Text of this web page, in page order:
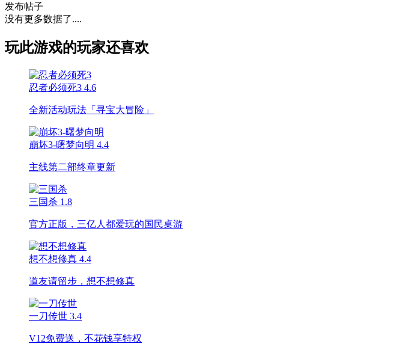
发布帖子
没有更多数据了....
玩此游戏的玩家还喜欢
忍者必须死3 4.6
全新活动玩法「寻宝大冒险」
崩坏3-曙梦向明 4.4
主线第二部终章更新
三国杀 1.8
官方正版，三亿人都爱玩的国民桌游
想不想修真 4.4
道友请留步，想不想修真
一刀传世 3.4
V12免费送，不花钱享特权